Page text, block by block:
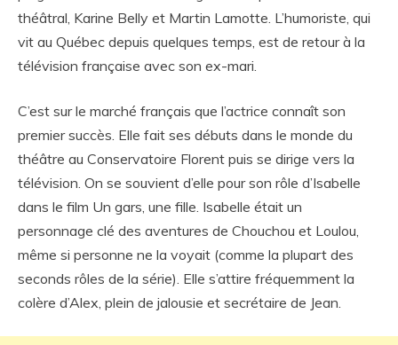
théâtral, Karine Belly et Martin Lamotte. L’humoriste, qui
vit au Québec depuis quelques temps, est de retour à la
télévision française avec son ex-mari.
C’est sur le marché français que l’actrice connaît son
premier succès. Elle fait ses débuts dans le monde du
théâtre au Conservatoire Florent puis se dirige vers la
télévision. On se souvient d’elle pour son rôle d’Isabelle
dans le film Un gars, une fille. Isabelle était un
personnage clé des aventures de Chouchou et Loulou,
même si personne ne la voyait (comme la plupart des
seconds rôles de la série). Elle s’attire fréquemment la
colère d’Alex, plein de jalousie et secrétaire de Jean.